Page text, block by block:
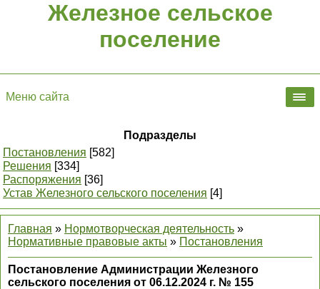
Железное сельское
поселение
Меню сайта
Подразделы
Постановления [582]
Решения [334]
Распоряжения [36]
Устав Железного сельского поселения [4]
Главная » Нормотворческая деятельность »
Нормативные правовые акты » Постановления
Постановление Администрации Железного
сельского поселения от 06.12.2024 г. № 155